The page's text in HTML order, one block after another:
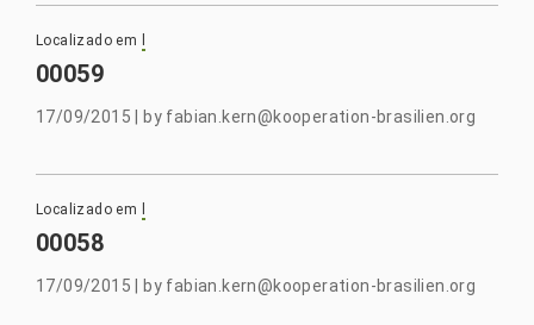
Localizado em
00059
17/09/2015 by fabian.kern@kooperation-brasilien.org
Localizado em
00058
17/09/2015 by fabian.kern@kooperation-brasilien.org